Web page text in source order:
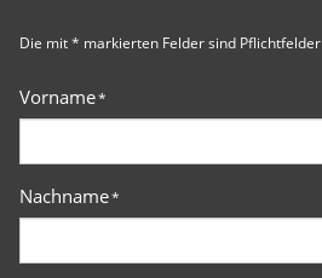
Die mit * markierten Felder sind Pflichtfelder
Vorname*
Nachname*